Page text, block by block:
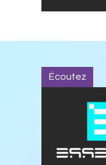
Écoutez